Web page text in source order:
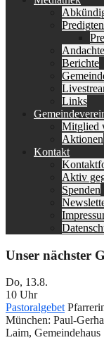
Berichte
Links
Mitglied
Aktionen
Kontakt
Aktiv
Spenden
Unser nächster
Do, 13.8.
10 Uhr
Pastoralgebet
München: Paul-
Laim, Gemeindehaus